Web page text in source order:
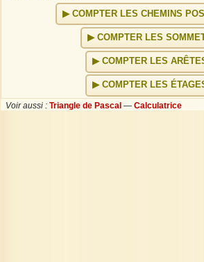
COMPTER LES CHEMINS
COMPTER LES
COMPTER LES
COMPTER LES
Voir aussi : Triangle de Pascal —Calculatrice